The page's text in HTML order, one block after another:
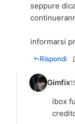
seppure
informarsi
Rispondi
Gimfix
ibox